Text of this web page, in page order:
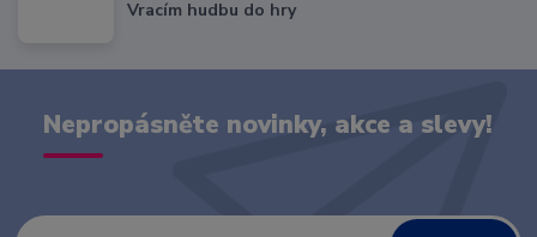
Vracím hudbu do hry
Nepropásněte novinky, akce a slevy!